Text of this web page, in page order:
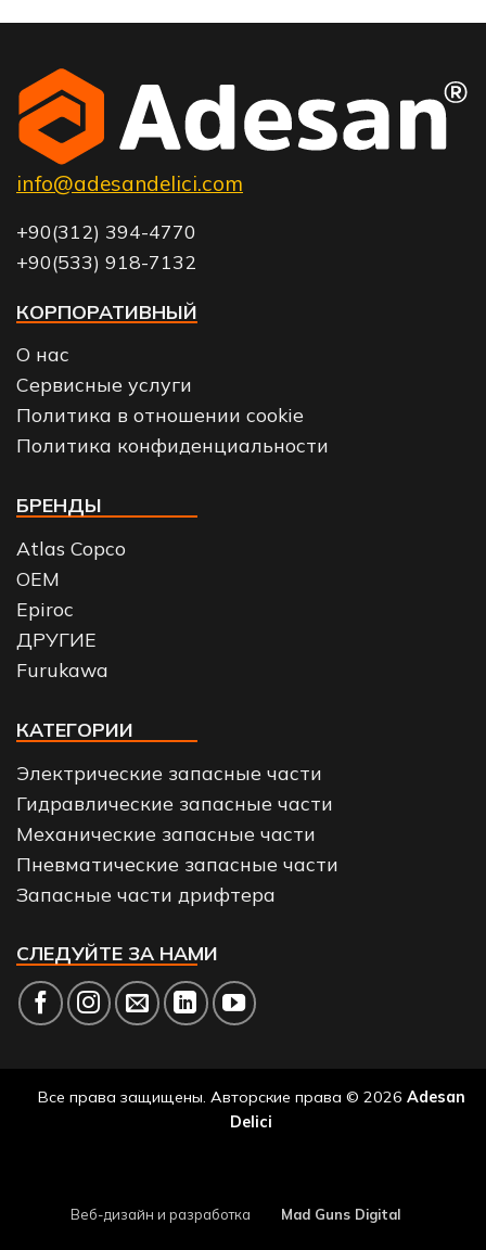
info@adesandelici.com
+90(312) 394-4770
+90(533) 918-7132
КОРПОРАТИВНЫЙ
О нас
Сервисные услуги
Политика в отношении cookie
Политика конфиденциальности
БРЕНДЫ
Atlas Copco
OEM
Epiroc
ДРУГИЕ
Furukawa
КАТЕГОРИИ
Электрические запасные части
Гидравлические запасные части
Механические запасные части
Пневматические запасные части
Запасные части дрифтера
СЛЕДУЙТЕ ЗА НАМИ
Все права защищены. Авторские права © 2026 Adesan
Delici
Веб-дизайн и разработка Mad Guns Digital